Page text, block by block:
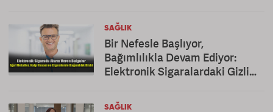
SAĞLIK
Bir Nefesle Başlıyor,
Bağımlılıkla Devam Ediyor:
Elektronik Sigaralardaki Gizli
SAĞLIK